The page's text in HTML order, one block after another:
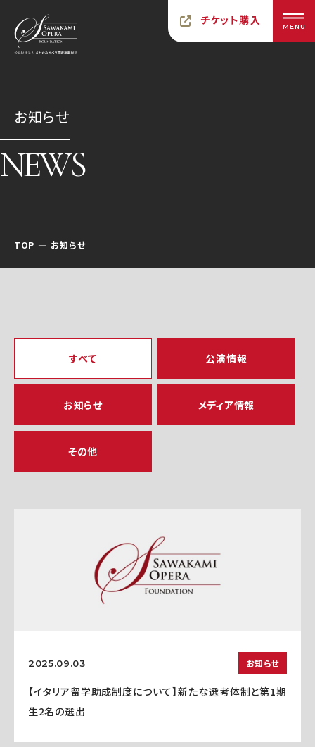
チケット購入 MENU
お知らせ
NEWS
TOP お知らせ
すべて 公演情報
お知らせ メディア情報
その他
2025.09.03 お知らせ
【イタリア留学助成制度について】新たな選考体制と第1期
生2名の選出